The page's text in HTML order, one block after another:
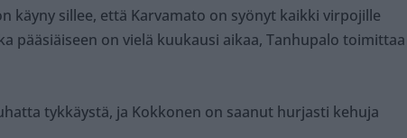
käyny sillee, että Karvamato on syönyt kaikki virpojille
pääsiäiseen on vielä kuukausi aikaa, Tanhupalo toimittaa
tykkäystä, ja Kokkonen on saanut hurjasti kehuja